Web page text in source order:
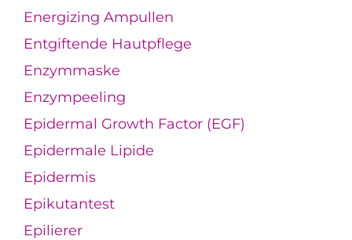
Energizing Ampullen
Entgiftende Hautpflege
Enzymmaske
Enzympeeling
Epidermal Growth Factor (EGF)
Epidermale Lipide
Epidermis
Epikutantest
Epilierer